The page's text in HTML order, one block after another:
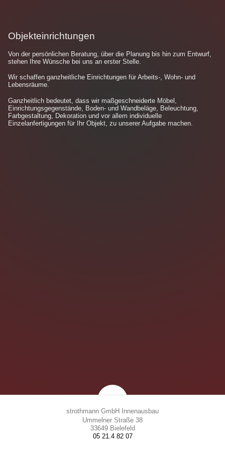
Objekteinrichtungen
Von der persönlichen Beratung, über die Planung bis hin zum Entwurf,
stehen Ihre Wünsche bei uns an erster Stelle.
Wir schaffen ganzheitliche Einrichtungen für Arbeits-, Wohn- und
Lebensräume.
Ganzheitlich bedeutet, dass wir maßgeschneiderte Möbel,
Einrichtungsgegenstände, Boden- und Wandbeläge, Beleuchtung,
Farbgestaltung, Dekoration und vor allem individuelle
Einzelanfertigungen für Ihr Objekt, zu unserer Aufgabe machen.
strothmann GmbH Innenausbau
Ummelner Straße 38
33649 Bielefeld
05 21.4 82 07